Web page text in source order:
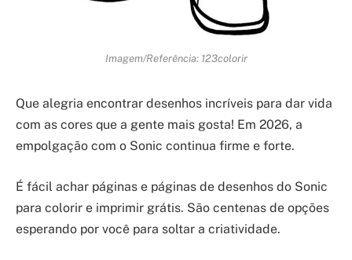
Imagem/Referência: 123colorir
Que alegria encontrar desenhos incríveis para dar vida
com as cores que a gente mais gosta! Em 2026, a
empolgação com o Sonic continua firme e forte.
É fácil achar páginas e páginas de desenhos do Sonic
para colorir e imprimir grátis. São centenas de opções
esperando por você para soltar a criatividade.